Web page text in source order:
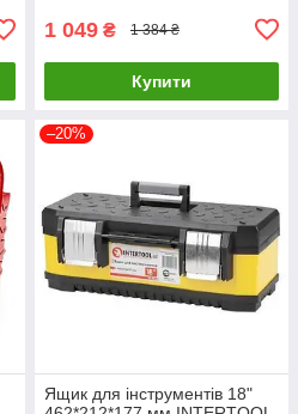
1 049 ₴ 1 384 ₴
Купити
–20%
Ящик для інструментів 18"